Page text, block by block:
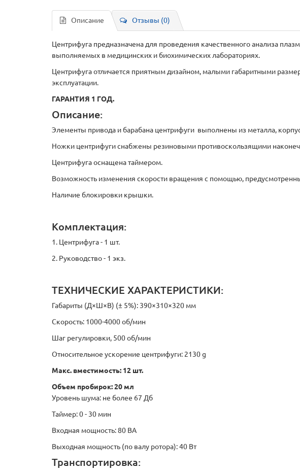
Описание Отзывы (0)
Центрифуга предназначена для проведения качественного анализа
выполняемых в медицинских и биохимических лабораториях.
Центрифуга отличается приятным дизайном, малыми габаритными
эксплуатации.
ГАРАНТИЯ 1 ГОД.
Описание:
Элементы привода и барабана центрифуги выполнены из металла,
Ножки центрифуги снабжены резиновыми противоскользящими
Центрифуга оснащена таймером.
Возможность изменения скорости вращения с помощью,
Наличие блокировки крышки.
Комплектация:
1. Центрифуга - 1 шт.
2. Руководство - 1 экз.
ТЕХНИЧЕСКИЕ ХАРАКТЕРИСТИКИ:
Габариты (Д×Ш×В) (± 5%): 390×310×320 мм
Скорость: 1000-4000 об/мин
Шаг регулировки, 500 об/мин
Относительное ускорение центрифуги: 2130 g
Макс. вместимость: 12 шт.
Объем пробирок: 20 мл
Уровень шума: не более 67 Дб
Таймер: 0 - 30 мин
Входная мощность: 80 ВА
Выходная мощность (по валу ротора): 40 Вт
Транспортировка: